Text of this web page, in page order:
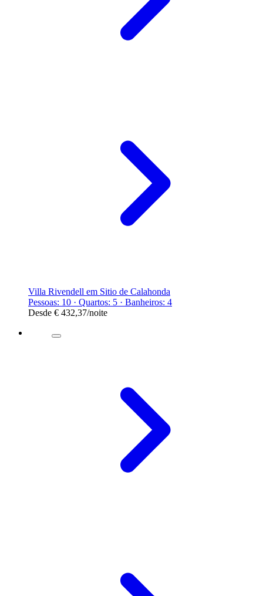
Villa Rivendell em Sitio de Calahonda
Pessoas: 10 · Quartos: 5 · Banheiros: 4
Desde € 432,37/noite